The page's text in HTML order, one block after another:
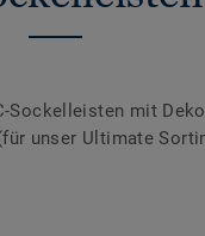
mit
unser Ultimate